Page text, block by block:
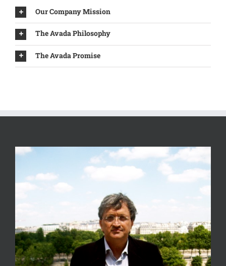
Our Company Mission
The Avada Philosophy
The Avada Promise